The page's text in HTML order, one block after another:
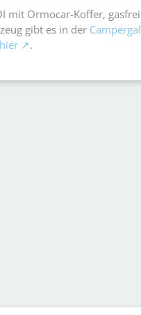
mit Ormocar-Koffer,
gibt es in der
hier .